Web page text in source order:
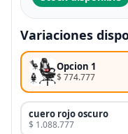
Variaciones
Opcion 1
$ 774.777
cuero rojo oscuro
$ 1.088.777